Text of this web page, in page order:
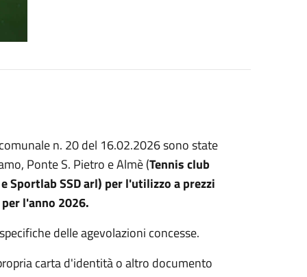
n. 20 del 16.02.2026 sono state
Ponte S. Pietro e Almè (Tennis club
Sportlab SSD arl) per l'utilizzo a prezzi
l'anno 2026.
delle agevolazioni concesse.
carta d'identità o altro documento